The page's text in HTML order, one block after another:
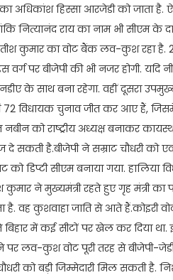
अधिकांश हिस्सा आरजेडी को जाता है.
नित्यानंद राय का नाम भी सीएम के
कुमार का वोट बैंक लव-कुश रहा है.
पर बीजेपी की भी नजर होगी. यदि
के साथ बना रहेगा. वहीं दूसरा
में 72 विधायक चुनाव जीत कर आए हैं,
नबीन को राष्ट्रीय अध्यक्ष बनाकर
सकती है.बीजेपी ने सम्राट चौधरी को
डिप्टी सीएम बनाया गया. हालिया
ने मुख्यमंत्री रहते हुए गृह मंत्री का
है. वह कुशवाहा जाति से आते हैं.कोइरी
में कई सीटों पर खेल कर दिया था.
पर लव-कुश वोट पूरी तरह से बीजेपी-
को बड़ी जिम्मेदारी मिल सकती है.